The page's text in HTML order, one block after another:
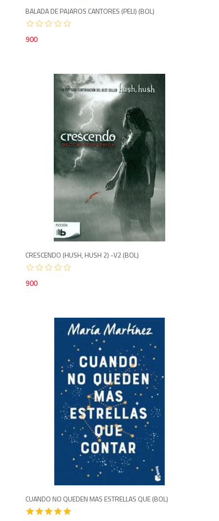
BALADA DE PAJAROS CANTORES (PELI) (BOL)
900
CRESCENDO (HUSH, HUSH 2) -V2 (BOL)
900
CUANDO NO QUEDEN MAS ESTRELLAS QUE (BOL)